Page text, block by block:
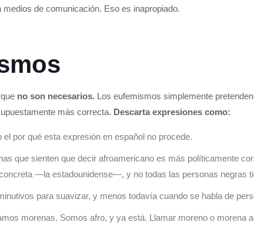
de comunicación. Eso es inapropiado.
no son necesarios. Los eufemismos simplemente
más correcta. Descarta expresiones como:
el por qué esta expresión en español no procede.
que sienten que decir afroamericano es más políticamente
—la estadounidense—, y no todas las personas negras
para suavizar, y menos todavía cuando se habla de
morenas. Somos afro, y ya está. Llamar moreno o morena